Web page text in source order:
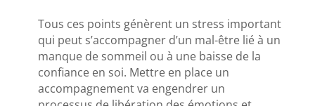
Tous ces points génèrent un stress important
qui peut s’accompagner d’un mal-être lié à un
manque de sommeil ou à une baisse de la
confiance en soi. Mettre en place un
accompagnement va engendrer un